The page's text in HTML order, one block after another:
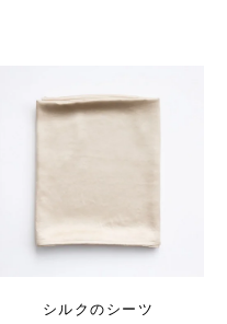
シルクのシーツ